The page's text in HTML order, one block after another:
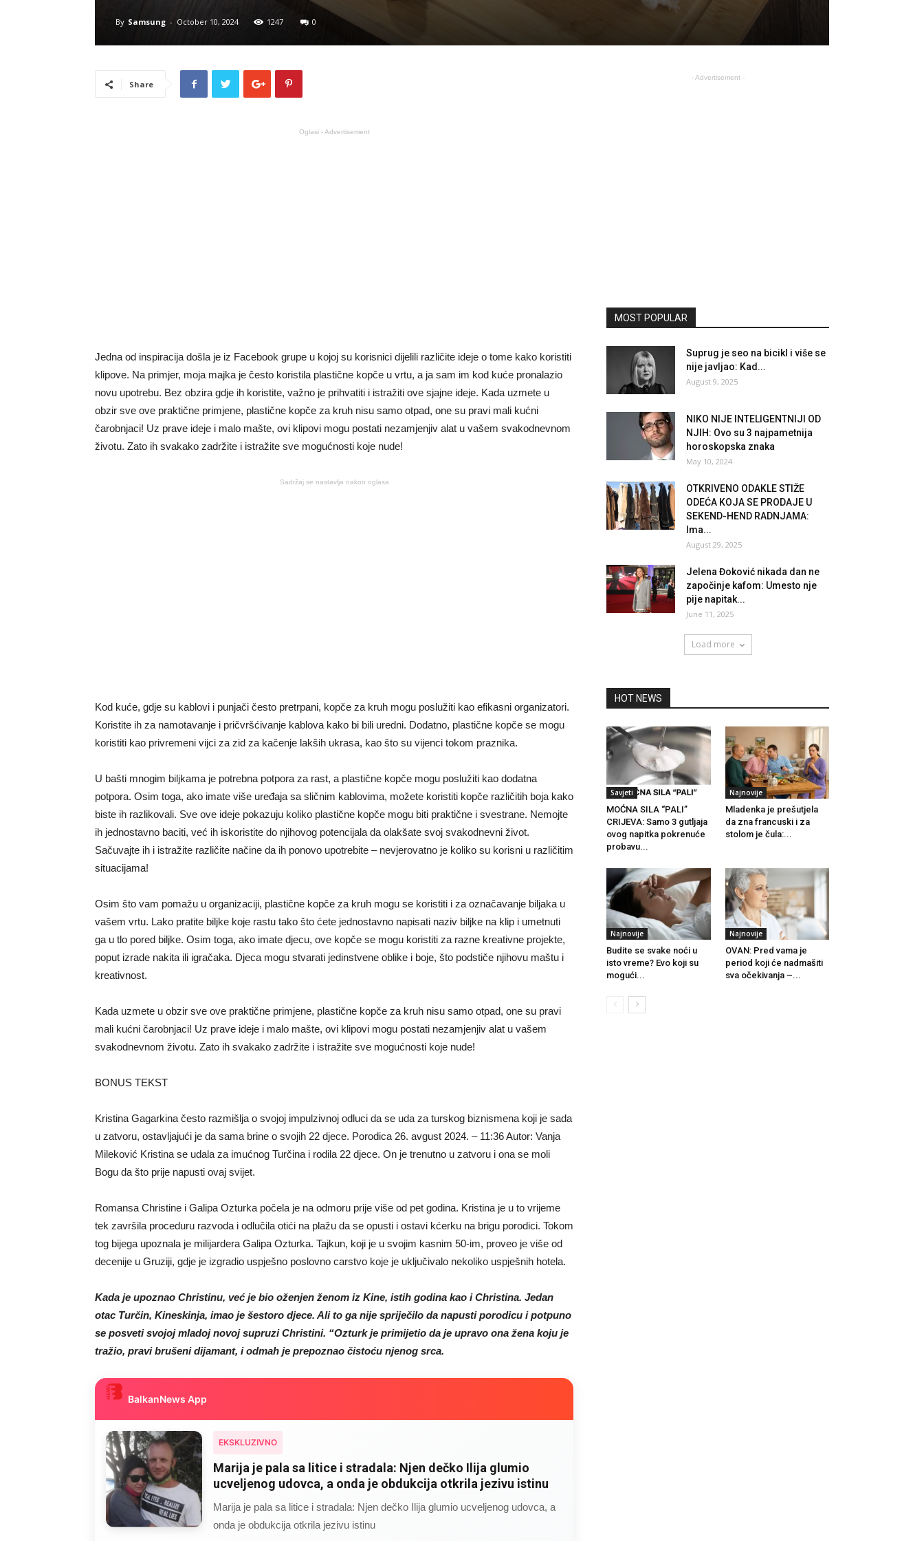
By Samsung - October 10, 2024 1247 0
Share
Oglasi - Advertisement
Jedna od inspiracija došla je iz Facebook grupe u kojoj su korisnici dijelili različite ideje o tome kako koristiti
klipove. Na primjer, moja majka je često koristila plastične kopče u vrtu, a ja sam im kod kuće pronalazio
novu upotrebu. Bez obzira gdje ih koristite, važno je prihvatiti i istražiti ove sjajne ideje. Kada uzmete u
obzir sve ove praktične primjene, plastične kopče za kruh nisu samo otpad, one su pravi mali kućni
čarobnjaci! Uz prave ideje i malo mašte, ovi klipovi mogu postati nezamjenjiv alat u vašem svakodnevnom
životu. Zato ih svakako zadržite i istražite sve mogućnosti koje nude!
Sadržaj se nastavlja nakon oglasa
Kod kuće, gdje su kablovi i punjači često pretrpani, kopče za kruh mogu poslužiti kao efikasni organizatori.
Koristite ih za namotavanje i pričvršćivanje kablova kako bi bili uredni. Dodatno, plastične kopče se mogu
koristiti kao privremeni vijci za zid za kačenje lakših ukrasa, kao što su vijenci tokom praznika.
U bašti mnogim biljkama je potrebna potpora za rast, a plastične kopče mogu poslužiti kao dodatna
potpora. Osim toga, ako imate više uređaja sa sličnim kablovima, možete koristiti kopče različitih boja kako
biste ih razlikovali. Sve ove ideje pokazuju koliko plastične kopče mogu biti praktične i svestrane. Nemojte
ih jednostavno baciti, već ih iskoristite do njihovog potencijala da olakšate svoj svakodnevni život.
Sačuvajte ih i istražite različite načine da ih ponovo upotrebite – nevjerovatno je koliko su korisni u različitim
situacijama!
Osim što vam pomažu u organizaciji, plastične kopče za kruh mogu se koristiti i za označavanje biljaka u
vašem vrtu. Lako pratite biljke koje rastu tako što ćete jednostavno napisati naziv biljke na klip i umetnuti
ga u tlo pored biljke. Osim toga, ako imate djecu, ove kopče se mogu koristiti za razne kreativne projekte,
poput izrade nakita ili igračaka. Djeca mogu stvarati jedinstvene oblike i boje, što podstiče njihovu maštu i
kreativnost.
Kada uzmete u obzir sve ove praktične primjene, plastične kopče za kruh nisu samo otpad, one su pravi
mali kućni čarobnjaci! Uz prave ideje i malo mašte, ovi klipovi mogu postati nezamjenjiv alat u vašem
svakodnevnom životu. Zato ih svakako zadržite i istražite sve mogućnosti koje nude!
BONUS TEKST
Kristina Gagarkina često razmišlja o svojoj impulzivnoj odluci da se uda za turskog biznismena koji je sada
u zatvoru, ostavljajući je da sama brine o svojih 22 djece. Porodica 26. avgust 2024. – 11:36 Autor: Vanja
Mileković Kristina se udala za imućnog Turčina i rodila 22 djece. On je trenutno u zatvoru i ona se moli
Bogu da što prije napusti ovaj svijet.
Romansa Christine i Galipa Ozturka počela je na odmoru prije više od pet godina. Kristina je u to vrijeme
tek završila proceduru razvoda i odlučila otići na plažu da se opusti i ostavi kćerku na brigu porodici. Tokom
tog bijega upoznala je milijardera Galipa Ozturka. Tajkun, koji je u svojim kasnim 50-im, proveo je više od
decenije u Gruziji, gdje je izgradio uspješno poslovno carstvo koje je uključivalo nekoliko uspješnih hotela.
Kada je upoznao Christinu, već je bio oženjen ženom iz Kine, istih godina kao i Christina. Jedan
otac Turčin, Kineskinja, imao je šestoro djece. Ali to ga nije spriječilo da napusti porodicu i potpuno
se posveti svojoj mladoj novoj supruzi Christini. “Ozturk je primijetio da je upravo ona žena koju je
tražio, pravi brušeni dijamant, i odmah je prepoznao čistoću njenog srca.
BalkanNews App
EKSKLUZIVNO
Marija je pala sa litice i stradala: Njen dečko Ilija glumio
ucveljenog udovca, a onda je obdukcija otkrila jezivu istinu
Marija je pala sa litice i stradala: Njen dečko Ilija glumio ucveljenog udovca, a
onda je obdukcija otkrila jezivu istinu
- Advertisement -
MOST POPULAR
Suprug je seo na bicikl i više se
nije javljao: Kad...
August 9, 2025
NIKO NIJE INTELIGENTNIJI OD
NJIH: Ovo su 3 najpametnija
horoskopska znaka
May 10, 2024
OTKRIVENO ODAKLE STIŽE
ODEĆA KOJA SE PRODAJE U
SEKEND-HEND RADNJAMA:
Ima...
August 29, 2025
Jelena Đoković nikada dan ne
započinje kafom: Umesto nje
pije napitak...
June 11, 2025
Load more
HOT NEWS
Savjeti
MOĆNA SILA “PALI”
CRIJEVA: Samo 3 gutljaja
ovog napitka pokrenuće
probavu...
Najnovije
Mladenka je prešutjela
da zna francuski i za
stolom je čula:...
Najnovije
Budite se svake noći u
isto vreme? Evo koji su
mogući...
Najnovije
OVAN: Pred vama je
period koji će nadmašiti
sva očekivanja –...